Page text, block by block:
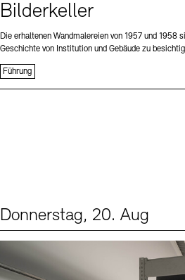
Bilderkeller
Die erhaltenen Wandmalereien von 1957 und 1958
Geschichte von Institution und Gebäude zu
Führung
Donnerstag, 20. Aug